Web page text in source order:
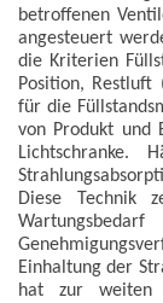
betroffenen
angesteuert
die Kriterien
Position,
für die
von Produkt und
Lichtschranke.
Diese Technik
Einhaltung der
hat zur weiten